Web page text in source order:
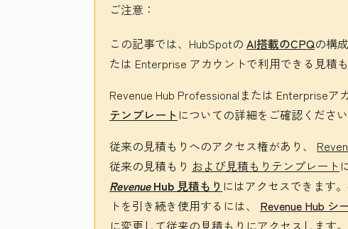
ご注意：
この記事では、HubSpotの AI搭載のCPQの構
たは Enterprise アカウントで利用できる見積
Revenue Hub Professional または Enterpriseア
テンプレート についての詳細をご確認ください
従来の見積もりへのアクセス権があり、
従来の見積もり および見積もりテンプレート
RevenueHub 見積もり にはアクセスできます
トを引き続き使用するには、 Revenue Hub シ
に変更して従来の見積もりにアクセスします。